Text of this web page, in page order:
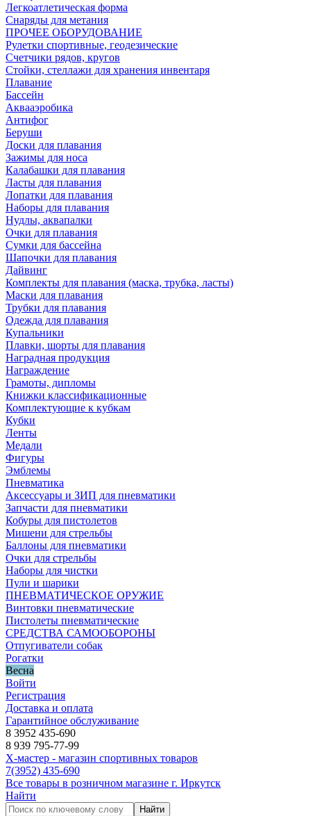
Легкоатлетическая форма
Снаряды для метания
ПРОЧЕЕ ОБОРУДОВАНИЕ
Рулетки спортивные, геодезические
Счетчики рядов, кругов
Стойки, стеллажи для хранения инвентаря
Плавание
Бассейн
Аквааэробика
Антифог
Беруши
Доски для плавания
Зажимы для носа
Калабашки для плавания
Ласты для плавания
Лопатки для плавания
Наборы для плавания
Нудлы, аквапалки
Очки для плавания
Сумки для бассейна
Шапочки для плавания
Дайвинг
Комплекты для плавания (маска, трубка, ласты)
Маски для плавания
Трубки для плавания
Одежда для плавания
Купальники
Плавки, шорты для плавания
Наградная продукция
Награждение
Грамоты, дипломы
Книжки классификационные
Комплектующие к кубкам
Кубки
Ленты
Медали
Фигуры
Эмблемы
Пневматика
Аксессуары и ЗИП для пневматики
Запчасти для пневматики
Кобуры для пистолетов
Мишени для стрельбы
Баллоны для пневматики
Очки для стрельбы
Наборы для чистки
Пули и шарики
ПНЕВМАТИЧЕСКОЕ ОРУЖИЕ
Винтовки пневматические
Пистолеты пневматические
СРЕДСТВА САМООБОРОНЫ
Отпугиватели собак
Рогатки
Весна
Войти
Регистрация
Доставка и оплата
Гарантийное обслуживание
8 3952 435-690
8 939 795-77-99
Х-мастер - магазин спортивных товаров
7(3952) 435-690
Все товары в розничном магазине г. Иркутск
Найти
Найти